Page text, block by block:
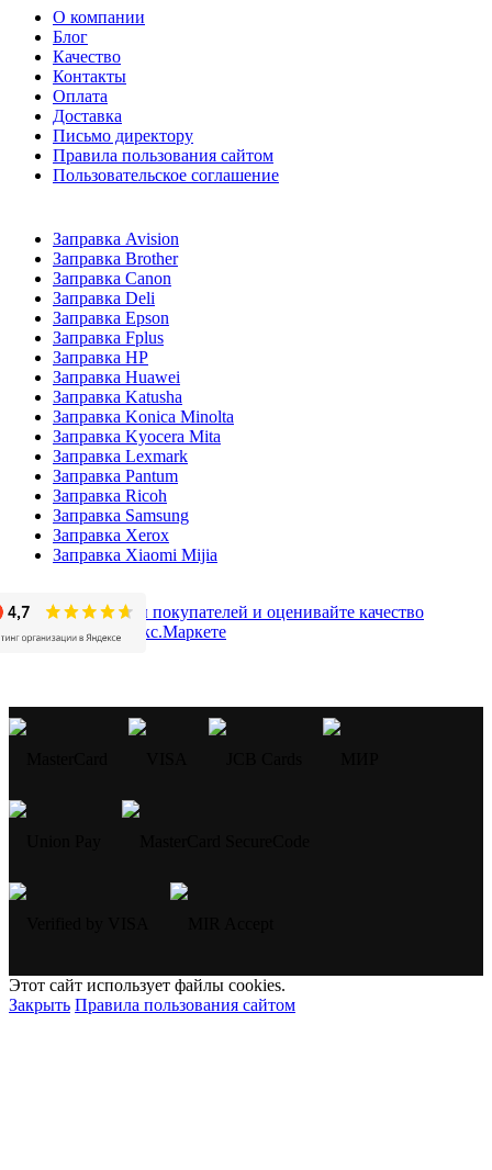
О компании
Блог
Качество
Контакты
Оплата
Доставка
Письмо директору
Правила пользования сайтом
Пользовательское соглашение
Заправка Avision
Заправка Brother
Заправка Canon
Заправка Deli
Заправка Epson
Заправка Fplus
Заправка HP
Заправка Huawei
Заправка Katusha
Заправка Konica Minolta
Заправка Kyocera Mita
Заправка Lexmark
Заправка Pantum
Заправка Ricoh
Заправка Samsung
Заправка Xerox
Заправка Xiaomi Mijia
Этот сайт использует файлы cookies.
Закрыть Правила пользования сайтом